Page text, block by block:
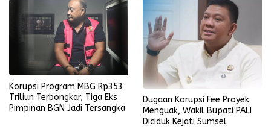
Korupsi Program MBG Rp353
Triliun Terbongkar, Tiga Eks
Pimpinan BGN Jadi Tersangka
Dugaan Korupsi Fee Proyek
Menguak, Wakil Bupati PALI
Diciduk Kejati Sumsel